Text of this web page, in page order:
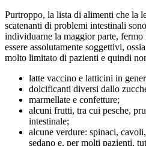
Purtroppo, la lista di alimenti che la
scatenanti di problemi intestinali
individuarne la maggior parte, fermo
essere assolutamente soggettivi,
molto limitato di pazienti e quindi
latte vaccino e latticini in
dolcificanti diversi dallo
marmellate e confetture;
alcuni frutti, tra cui pesche,
intestinale;
alcune verdure: spinaci,
sedano e, per molti pazienti,